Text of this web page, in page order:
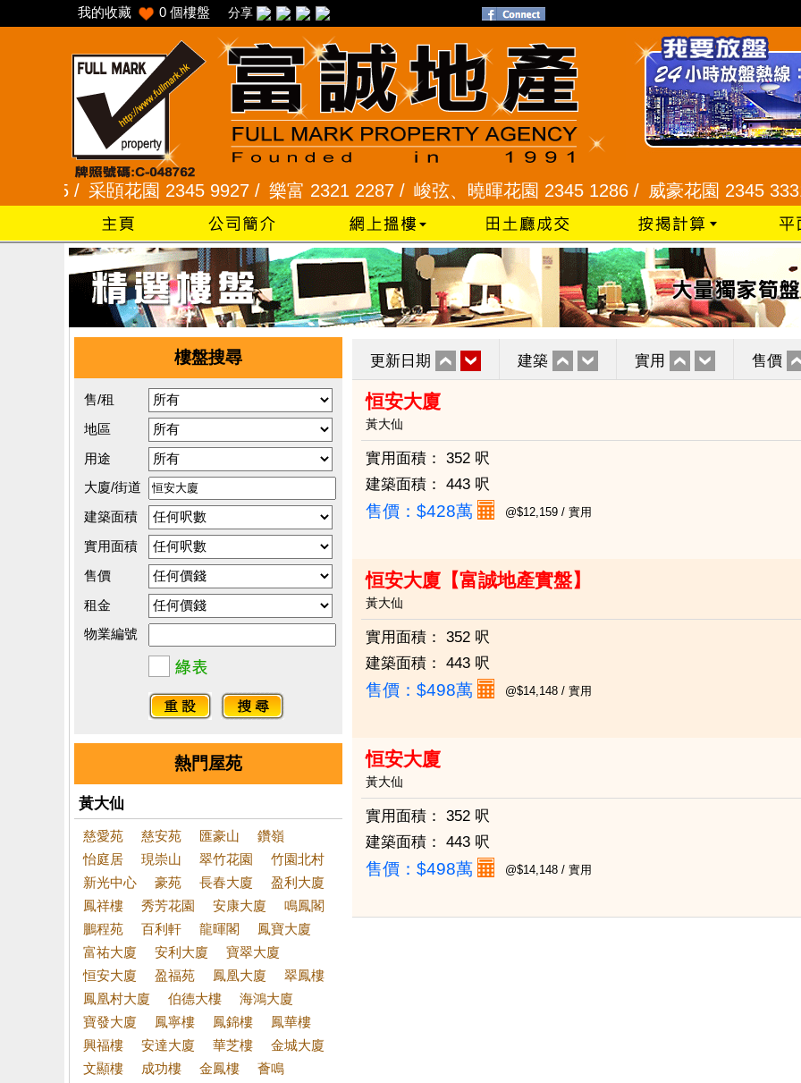
我的收藏 0 個樓盤 分享
采頣花園 2345 9927 /樂富 2321 2287 / 峻弦、曉暉花園 2345 1286 / 威豪花園 2345 3331 /
樓盤搜尋
售/租
地區
用途
大廈/街道
建築面積
實用面積
售價
租金
物業編號
熱門屋苑
黃大仙
慈愛苑 慈安苑 匯豪山
鑽嶺
怡庭居
現崇山 翠竹花園
竹園北村
新光中心
豪苑 長春大廈
盈利大廈
鳳祥樓
秀芳花園 安康大廈
鳴鳳閣
鵬程苑
百利軒 龍暉閣
鳳寶大廈
富祐大廈
安利大廈
寶翠大廈
恒安大廈
盈福苑 鳳凰大廈
翠鳳樓
鳳凰村大廈
伯德大樓
海鴻大廈
寶發大廈
鳳寧樓 鳳錦樓
鳳華樓
興福樓
安達大廈 華芝樓
金城大廈
文顯樓
成功樓 金鳳樓 薈鳴
更新日期 建築 實用 售價
恒安大廈
黃大仙
實用面積：
352 呎
建築面積：
443 呎
售價： $428萬 @$12,159 / 實用
恒安大廈【富誠地產實盤】
黃大仙
實用面積：
352 呎
建築面積：
443 呎
售價： $498萬 @$14,148 / 實用
恒安大廈
黃大仙
實用面積：
352 呎
建築面積：
443 呎
售價： $498萬 @$14,148 / 實用